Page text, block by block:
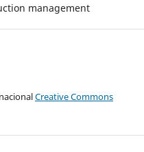
management
Creative Commons